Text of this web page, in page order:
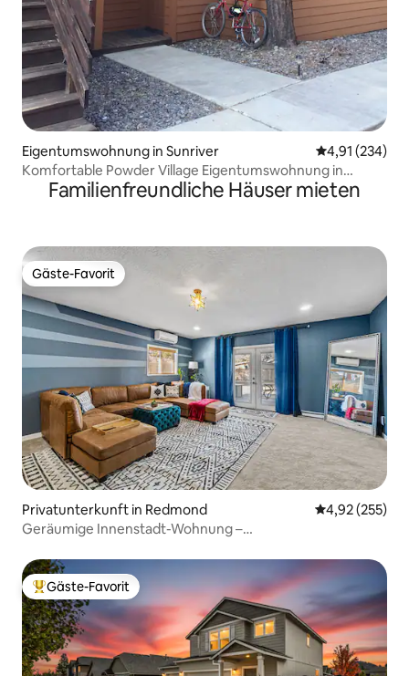
Eigentumswohnung in Sunriver
4,91 (234)
Komfortable Powder Village Eigentumswohnung in
Sunriver OR
Familienfreundliche Häuser mieten
Gäste-Favorit
Gäste-Favorit
Privatunterkunft in Redmond
4,92 (255)
Geräumige Innenstadt-Wohnung –
Beliebter Gäste-Favorit.
Gäste-Favorit